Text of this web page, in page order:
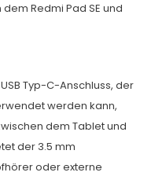
Redmi Pad SE und
Typ-C-Anschluss, der
werden kann,
dem Tablet und
der 3.5 mm
oder externe